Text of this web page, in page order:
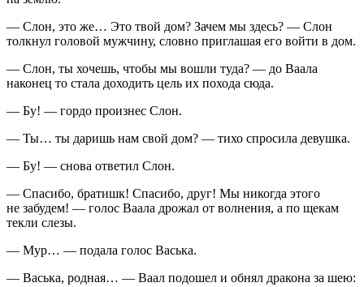
— Слон, это же… Это твой дом? Зачем мы здесь? — Слон
толкнул головой мужчину, словно приглашая его войти в дом.
— Слон, ты хочешь, чтобы мы вошли туда? — до Ваала
наконец то стала доходить цель их похода сюда.
— Бу! — гордо произнес Слон.
— Ты… ты даришь нам свой дом? — тихо спросила девушка.
— Бу! — снова ответил Слон.
— Спасибо, братишк! Спасибо, друг! Мы никогда этого
не забудем! — голос Ваала дрожал от волнения, а по щекам
текли слезы.
— Мур… — подала голос Васька.
— Васька, родная… — Ваал подошел и обнял дракона за шею: